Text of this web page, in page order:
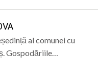
al comunei cu
Gospodăriile…